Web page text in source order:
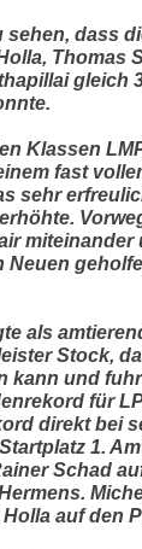
sehen, dass
Thomas
gleich
Klassen
fast
sehr
miteinander
Neuen
als
Stock,
kann und
für
direkt bei
1.
Schad
auf den